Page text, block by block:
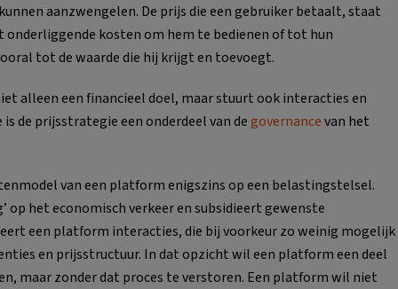
aanzwengelen. De prijs die een gebruiker betaalt, staat
kosten om hem te bedienen of tot hun
tot de waarde die hij krijgt en toevoegt.
alleen een financieel doel, maar stuurt ook interacties en
de prijsstrategie een onderdeel van degovernancevan het
van een platform enigszins op een belastingstelsel.
op het economisch verkeer en subsidieert gewenste
een platform interacties, die bij voorkeur zo weinig mogelijk
en prijsstructuur. In dat opzicht wil een platform een deel
maar zonder dat proces te verstoren. Een platform wil niet